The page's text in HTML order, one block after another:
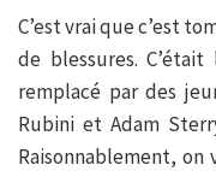
C’est vrai que c’est
de blessures. C’était
remplacé par des
Rubini et Adam
Raisonnablement, on